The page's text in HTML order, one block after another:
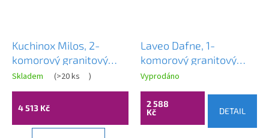
Kuchinox Milos, 2-
komorový granitový
dřez 980x500x215 mm
+ sifon, bílá matná, LAV-
SPM_6209
Skladem (>20 ks )
4 513 Kč
Laveo Dafne, 1-
komorový granitový
dřez 510x510x205 mm,
bílá, LAV-SBD_680T
Vyprodáno
2 588
Kč
DETAIL